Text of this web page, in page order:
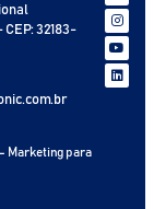
32183-
Marketing para